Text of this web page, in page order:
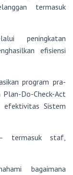
termasuk
peningkatan
efisiensi
program pra-
Plan-Do-Check-Act
Sistem
– termasuk staf,
bagaimana